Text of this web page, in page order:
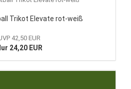
Trikot Elevate rot-weiß
42,50 EUR
24,20 EUR